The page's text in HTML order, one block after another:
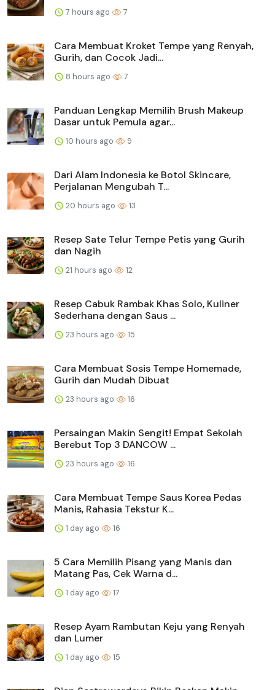
7 hours ago 7
Cara Membuat Kroket Tempe yang Renyah,
Gurih, dan Cocok Jadi...
8 hours ago 7
Panduan Lengkap Memilih Brush Makeup
Dasar untuk Pemula agar...
10 hours ago 9
Dari Alam Indonesia ke Botol Skincare,
Perjalanan Mengubah T...
20 hours ago 13
Resep Sate Telur Tempe Petis yang Gurih
dan Nagih
21 hours ago 12
Resep Cabuk Rambak Khas Solo, Kuliner
Sederhana dengan Saus ...
23 hours ago 15
Cara Membuat Sosis Tempe Homemade,
Gurih dan Mudah Dibuat
23 hours ago 16
Persaingan Makin Sengit! Empat Sekolah
Berebut Top 3 DANCOW ...
23 hours ago 16
Cara Membuat Tempe Saus Korea Pedas
Manis, Rahasia Tekstur K...
1 day ago 16
5 Cara Memilih Pisang yang Manis dan
Matang Pas, Cek Warna d...
1 day ago 17
Resep Ayam Rambutan Keju yang Renyah
dan Lumer
1 day ago 15